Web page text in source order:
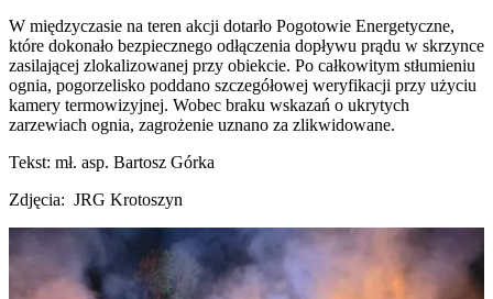
W międzyczasie na teren akcji dotarło Pogotowie Energetyczne,
które dokonało bezpiecznego odłączenia dopływu prądu w skrzynce
zasilającej zlokalizowanej przy obiekcie. Po całkowitym stłumieniu
ognia, pogorzelisko poddano szczegółowej weryfikacji przy użyciu
kamery termowizyjnej. Wobec braku wskazań o ukrytych
zarzewiach ognia, zagrożenie uznano za zlikwidowane.
Tekst: mł. asp. Bartosz Górka
Zdjęcia: JRG Krotoszyn